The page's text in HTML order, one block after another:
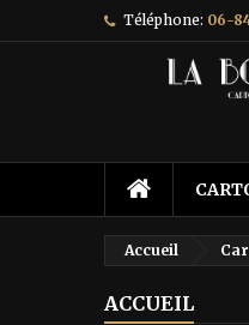
Téléphone: 06-
Accueil
ACCUEIL